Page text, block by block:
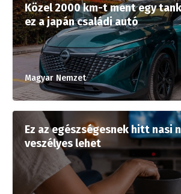
Közel 2000 km-t ment egy
ez a japán családi autó
Magyar Nemzet
Ez az egészségesnek hitt nasi
veszélyes lehet